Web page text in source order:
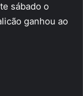
sábado o
ganhou ao